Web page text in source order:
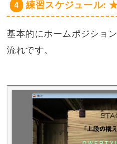
練習スケジュー
基本的にホームポジショ
流れです。